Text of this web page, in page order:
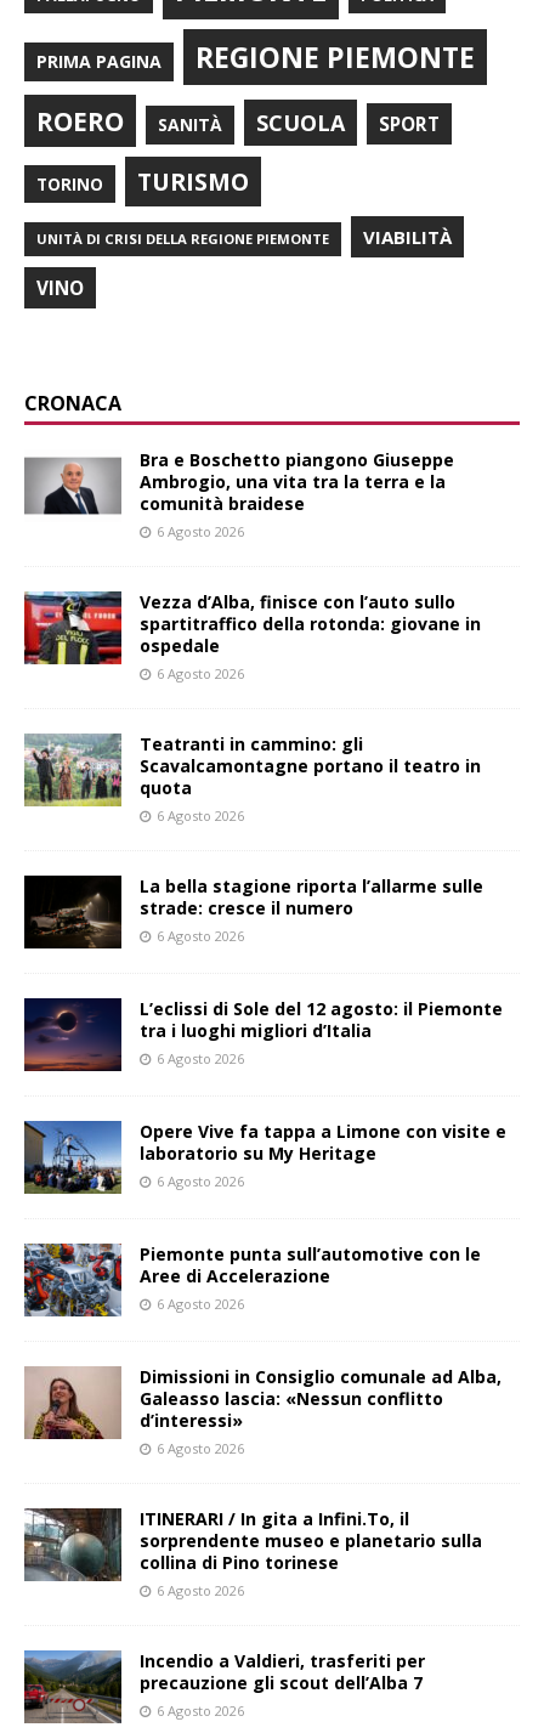
PRIMA PAGINA REGIONE PIEMONTE
ROERO SANITÀ SCUOLA SPORT
TORINO TURISMO
UNITÀ DI CRISI DELLA REGIONE PIEMONTE VIABILITÀ
VINO
CRONACA
Bra e Boschetto piangono Giuseppe
Ambrogio, una vita tra la terra e la
comunità braidese
6 Agosto 2026
Vezza d’Alba, finisce con l’auto sullo
spartitraffico della rotonda: giovane in
ospedale
6 Agosto 2026
Teatranti in cammino: gli
Scavalcamontagne portano il teatro in
quota
6 Agosto 2026
La bella stagione riporta l’allarme sulle
strade: cresce il numero
6 Agosto 2026
L’eclissi di Sole del 12 agosto: il Piemonte
tra i luoghi migliori d’Italia
6 Agosto 2026
Opere Vive fa tappa a Limone con visite e
laboratorio su My Heritage
6 Agosto 2026
Piemonte punta sull’automotive con le
Aree di Accelerazione
6 Agosto 2026
Dimissioni in Consiglio comunale ad Alba,
Galeasso lascia: «Nessun conflitto
d’interessi»
6 Agosto 2026
ITINERARI / In gita a Infini.To, il
sorprendente museo e planetario sulla
collina di Pino torinese
6 Agosto 2026
Incendio a Valdieri, trasferiti per
precauzione gli scout dell’Alba 7
6 Agosto 2026